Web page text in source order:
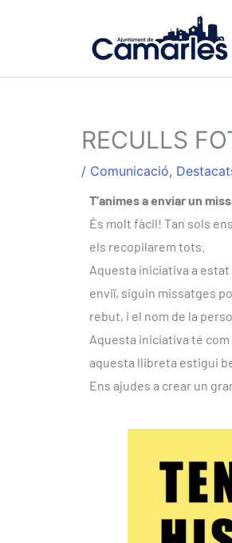
RECULLS
/ Comunicació,
T’animes a enviar un
És molt fàcil! Tan sols
els recopilarem tots.
Aquesta iniciativa a estat
enviï, siguin missatges
rebut, i el nom de la
Aquesta iniciativa té
aquesta llibreta estigui
Ens ajudes a crear un